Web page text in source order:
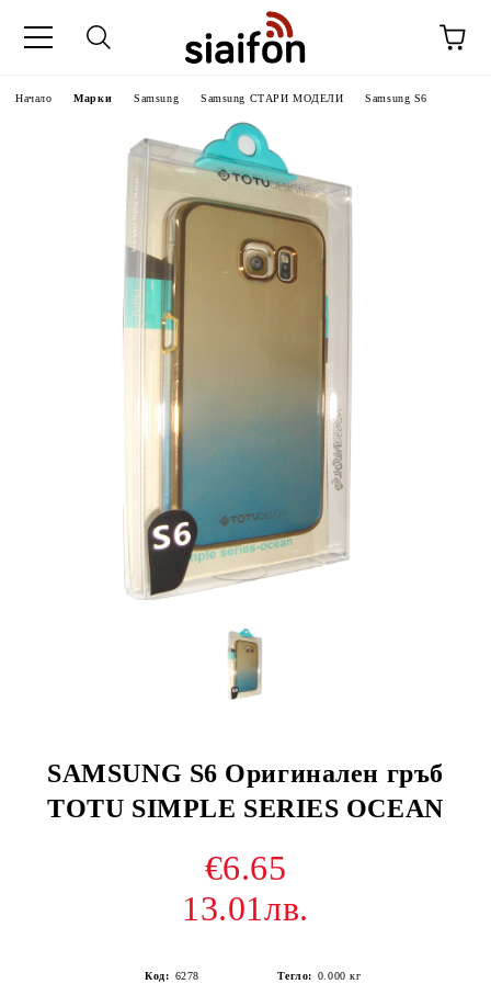
Начало Марки Samsung Samsung СТАРИ МОДЕЛИ Samsung S6
SAMSUNG S6 Оригинален гръб
TOTU SIMPLE SERIES OCEAN
€6.65
13.01лв.
Код: 6278 Тегло: 0.000 кг